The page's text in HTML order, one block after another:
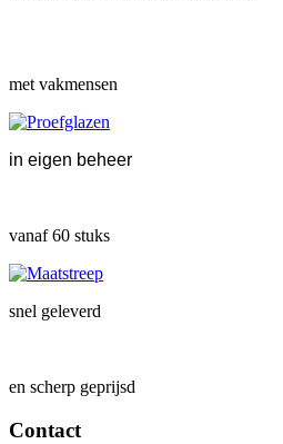
met vakmensen
in eigen beheer
vanaf 60 stuks
snel geleverd
en scherp geprijsd
Contact